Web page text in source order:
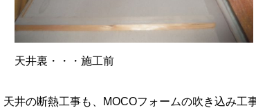
天井裏・・・施工前
天井の断熱工事も、MOCOフォームの吹き込み工